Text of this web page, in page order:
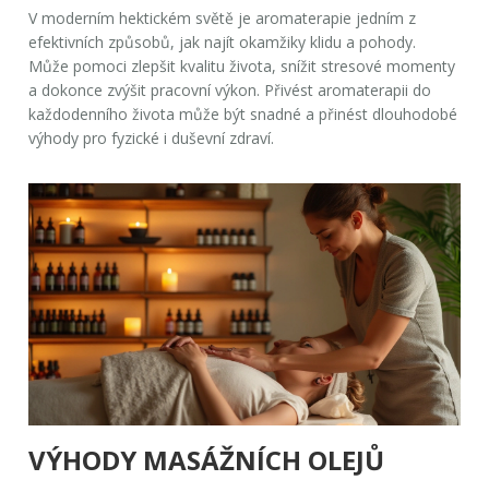
V moderním hektickém světě je aromaterapie jedním z
efektivních způsobů, jak najít okamžiky klidu a pohody.
Může pomoci zlepšit kvalitu života, snížit stresové momenty
a dokonce zvýšit pracovní výkon. Přivést aromaterapii do
každodenního života může být snadné a přinést dlouhodobé
výhody pro fyzické i duševní zdraví.
VÝHODY MASÁŽNÍCH OLEJŮ